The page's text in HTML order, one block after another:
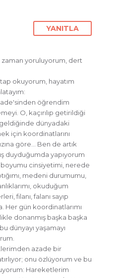
YANITLA
zaman yoruluyorum, dert
okuyorum, hayatım
öğrendim
O, kaçırılıp getirildiği
dünyadaki
için koordinatlarını
göre… Ben de artık
duyduğumda yapıyorum
boyumu cinsiyetimi, nerede
medeni durumumu,
okuduğum
filanı, falanı sayıp
Her gün koordinatlarımı
donanmış başka başka
dünyayı yaşamayı
azade bir
onu özlüyorum ve bu
Hareketlerim